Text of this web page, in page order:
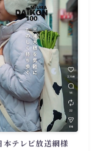
本テレビ放送網様